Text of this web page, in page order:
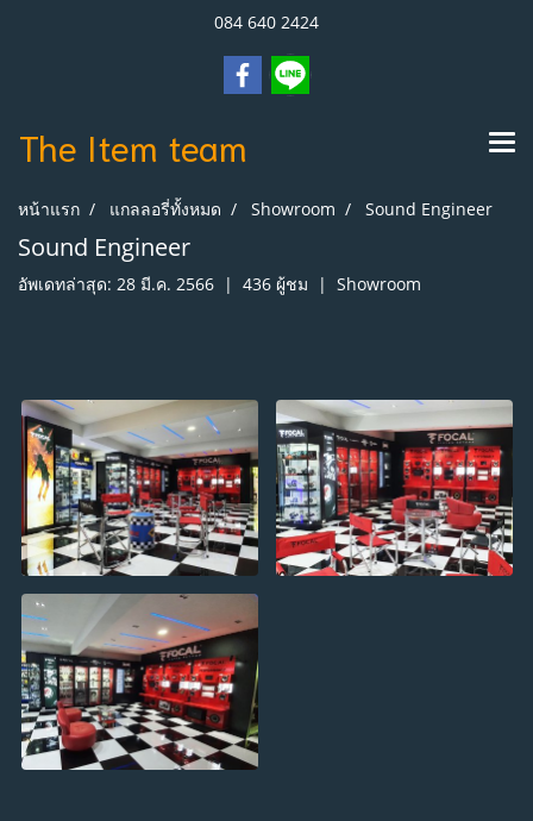
084 640 2424
The Item team
หน้าแรก แกลลอรี่ทั้งหมด Showroom Sound Engineer
Sound Engineer
อัพเดทล่าสุด: 28 มี.ค. 2566 | 436 ผู้ชม | Showroom